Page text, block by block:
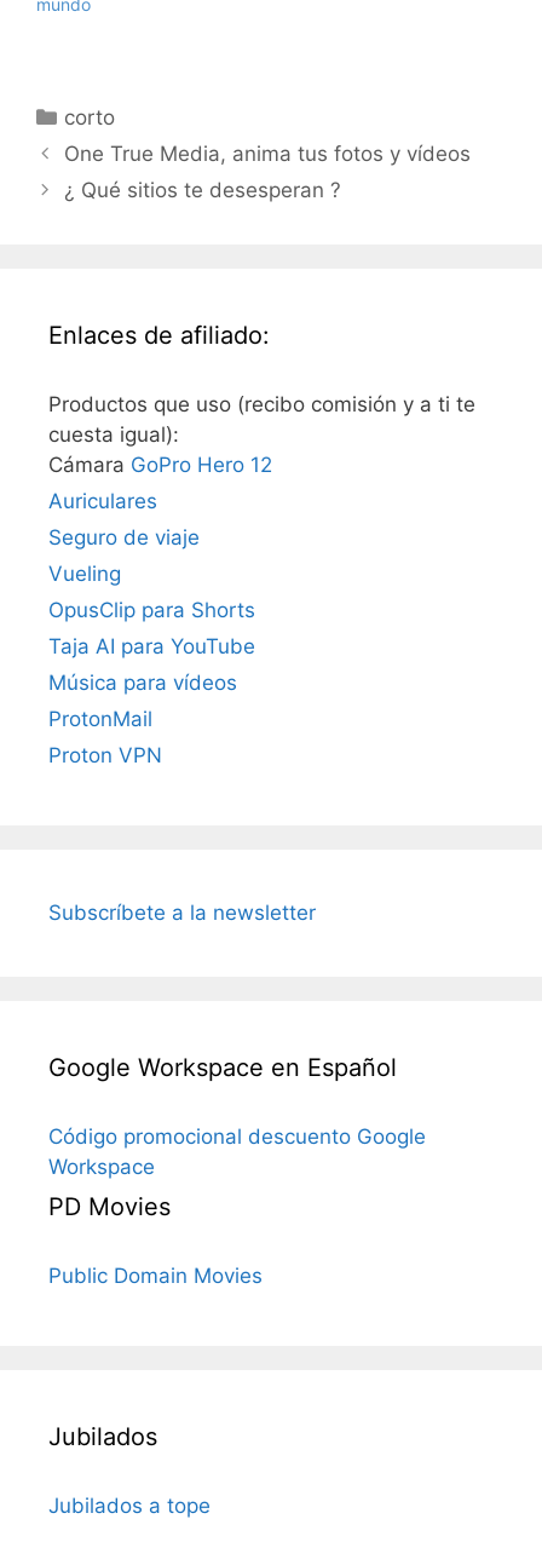
mundo
Categorías
corto
One True Media, anima tus fotos y vídeos
¿ Qué sitios te desesperan ?
Enlaces de afiliado:
Productos que uso (recibo comisión y a ti te
cuesta igual):
Cámara GoPro Hero 12
Auriculares
Seguro de viaje
Vueling
OpusClip para Shorts
Taja AI para YouTube
Música para vídeos
ProtonMail
Proton VPN
Subscríbete a la newsletter
Google Workspace en Español
Código promocional descuento Google
Workspace
PD Movies
Public Domain Movies
Jubilados
Jubilados a tope